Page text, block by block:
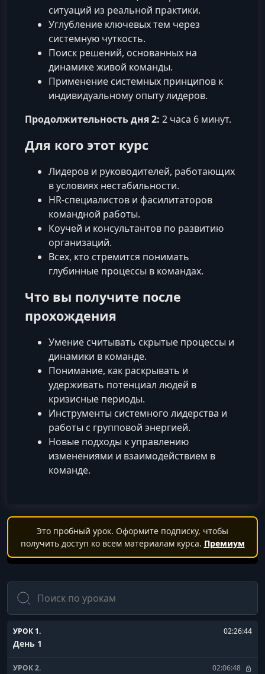
ситуаций из реальной практики.
Углубление ключевых тем через
системную чуткость.
Поиск решений, основанных на
динамике живой команды.
Применение системных принципов к
индивидуальному опыту лидеров.
Продолжительность дня 2: 2 часа 6 минут.
Для кого этот курс
Лидеров и руководителей, работающих
в условиях нестабильности.
HR-специалистов и фасилитаторов
командной работы.
Коучей и консультантов по развитию
организаций.
Всех, кто стремится понимать
глубинные процессы в командах.
Что вы получите после
прохождения
Умение считывать скрытые процессы и
динамики в команде.
Понимание, как раскрывать и
удерживать потенциал людей в
кризисные периоды.
Инструменты системного лидерства и
работы с групповой энергией.
Новые подходы к управлению
изменениями и взаимодействием в
команде.
Это пробный урок. Оформите подписку, чтобы
получить доступ ко всем материалам курса. Премиум
Поиск
УРОК 1. 02:26:44
День 1
УРОК 2. 02:06:48